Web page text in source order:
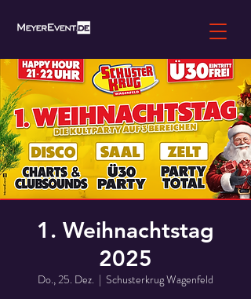
1. Weihnachtstag
2025
Do., 25. Dez.
  |
Schusterkrug Wagenfeld